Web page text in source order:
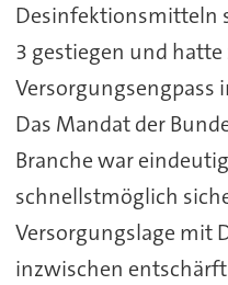
Desinfektionsmitteln
3 gestiegen und
Versorgungsengpass
Das Mandat der
Branche war
schnellstmöglich
Versorgungslage mit
inzwischen